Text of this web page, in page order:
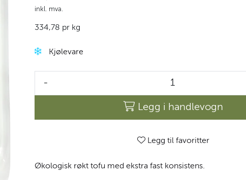
inkl. mva.
334,78 pr kg
Kjølevare
-
Legg i handlevogn
Legg til favoritter
Økologisk røkt tofu med ekstra fast konsistens.